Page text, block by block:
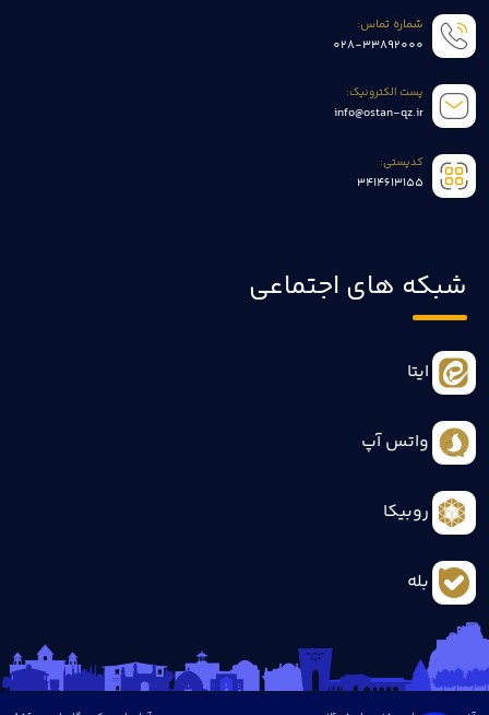
شماره تماس:
028-33892000
پست الکترونیک:
info@ostan-qz.ir
کدپستی:
3414613155
شبکه های اجتماعی
ایتا
واتس آپ
روبیکا
بله